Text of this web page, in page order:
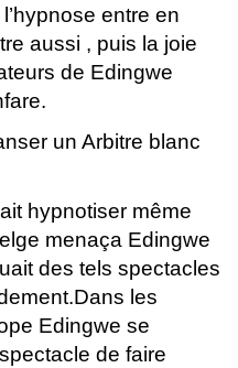
entre en
aussi , puis la joie
de Edingwe
un Arbitre blanc
hypnotiser même
menaça Edingwe
des tels spectacles
les
Edingwe se
de faire